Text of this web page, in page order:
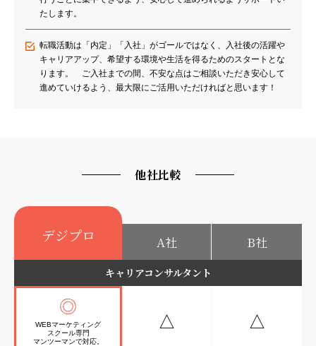
たします。
転職活動は「内定」「入社」がゴールではなく、入社後の活躍や
キャリアアップ、希望する環境や生活を得るためのスタートとな
ります。 ご入社までの間、不安な点はご相談いただき安心して
進めていけるよう、最大限にご活用いただければと思います！
他社比較
デジプロ A社 B社
キャリアコンサルタント
◎
WEBマーケティング
スクール専門
マンツーマンで対応。
△ △